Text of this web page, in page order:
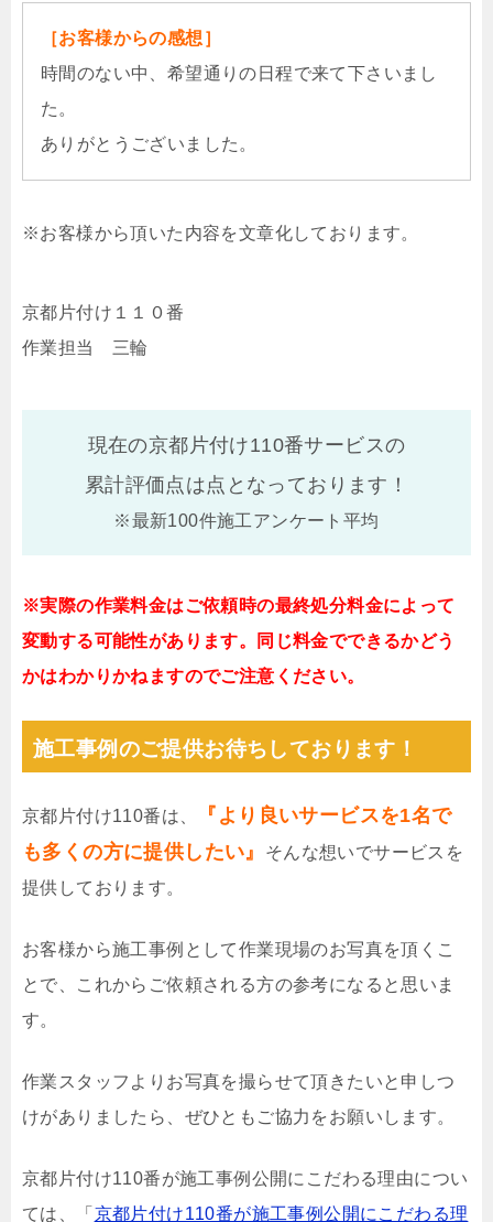
［お客様からの感想］
時間のない中、希望通りの日程で来て下さいまし
た。
ありがとうございました。
※お客様から頂いた内容を文章化しております。
京都片付け１１０番
作業担当 三輪
現在の京都片付け110番サービスの
累計評価点は点となっております！
※最新100件施工アンケート平均
※実際の作業料金はご依頼時の最終処分料金によって
変動する可能性があります。同じ料金でできるかどう
かはわかりかねますのでご注意ください。
施工事例のご提供お待ちしております！
京都片付け110番は、
『より良いサービスを1名で
も多くの方に提供したい』
そんな想いでサービスを
提供しております。
お客様から施工事例として作業現場のお写真を頂くこ
とで、これからご依頼される方の参考になると思いま
す。
作業スタッフよりお写真を撮らせて頂きたいと申しつ
けがありましたら、ぜひともご協力をお願いします。
京都片付け110番が施工事例公開にこだわる理由につい
ては、「 京都片付け110番が施工事例公開にこだわる理